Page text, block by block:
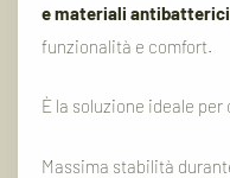
emateriali antibatterici
funzionalità e comfort.
È la soluzione ideale per
Massima stabilità